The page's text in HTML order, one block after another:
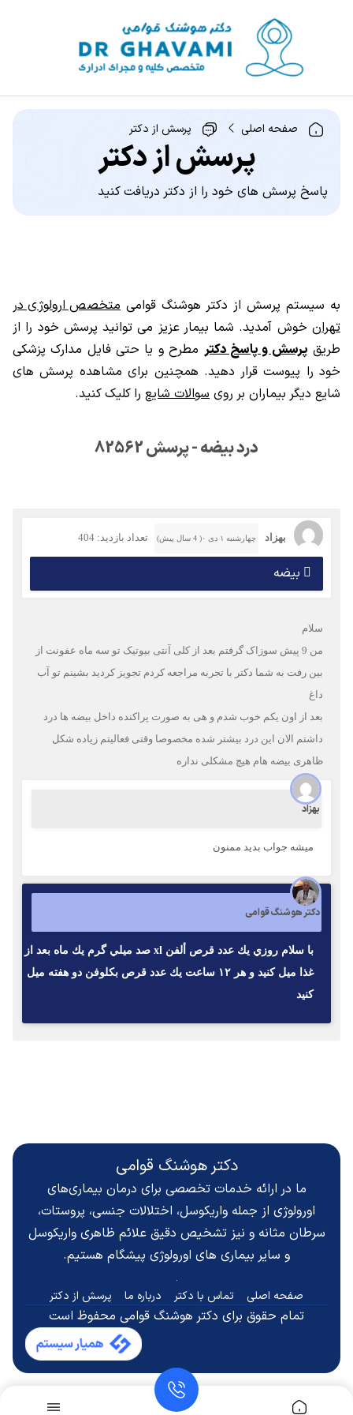
صفحه اصلی پرسش از دکتر
پرسش از دکتر
پاسخ پرسش های خود را از دکتر دریافت کنید
به سیستم پرسش از دکتر هوشنگ قوامی متخصص ارولوژی در
تهران خوش آمدید. شما بیمار عزیز می توانید پرسش خود را از
طریق پرسش و پاسخ دکتر مطرح و یا حتی فایل مدارک پزشکی
خود را پیوست قرار دهید. همچنین برای مشاهده پرسش های
شایع دیگر بیماران بر روی سوالات شایع را کلیک کنید.
درد بیضه - پرسش 82562
بهزاد چهارشنبه ۱ دی ۰( 4 سال پیش) تعداد بازدید: 404
بیضه
سلام
من 9 پیش سوزاک گرفتم بعد از کلی آنتی بیوتیک تو سه ماه عفونت از
بین رفت به شما دکتر با تجربه مراجعه کردم تجویز کردید بشینم تو آب
داغ
بعد از اون یکم خوب شدم و هی به صورت پراکنده داخل بیضه ها درد
داشتم الان این درد بیشتر شده مخصوصا وقتی فعالیتم زیاده شکل
ظاهری بیضه هام هیچ مشکلی نداره
بهزاد
میشه جواب بدید ممنون
دکتر هوشنگ قوامی
با سلام روزي يك عدد قرص ألفن xl صد ميلي گرم يك ماه بعد از
غذا ميل كنيد و هر ١٢ ساعت يك عدد قرص بكلوفن دو هفته ميل
كنيد
دکتر هوشنگ قوامی
ما در ارائه خدمات تخصصی برای درمان بیماری‌های
اورولوژی از جمله واریکوسل، اختلالات جنسی، پروستات،
سرطان مثانه و نیز تشخیص دقیقعلائم ظاهری واریکوسل
و سایر بیماری های اورولوژی پیشگام هستیم.
صفحه اصلی تماس با دکتر درباره ما پرسش از دکتر
تمام حقوق برای دکتر هوشنگ قوامی محفوظ است